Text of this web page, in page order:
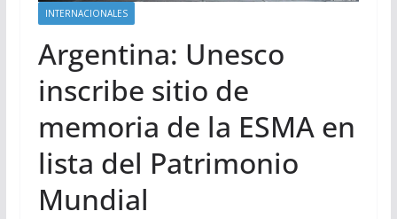
INTERNACIONALES
Argentina: Unesco
inscribe sitio de
memoria de la ESMA en
lista del Patrimonio
Mundial